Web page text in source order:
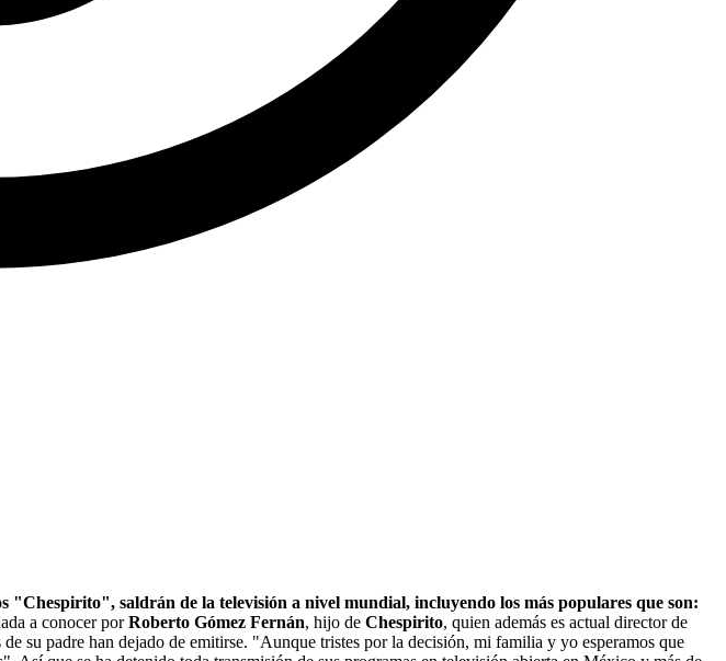
saldrán de la televisión a nivel mundial, incluyendo los más populares que son:
a conocer porRoberto Gómez Fernán, hijo de Chespirito, quien además es actual director de
su padre han dejado de emitirse. "Aunque tristes por la decisión, mi familia y yo esperamos que